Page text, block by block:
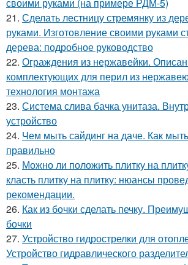
своими руками (на примере РДМ-5)
21. Сделать лестницу стремянку из
руками. Изготовление своими руками
дерева: подробное руководство
22. Ограждения из нержавейки.
комплектующих для перил из
технология монтажа
23. Система слива бачка унитаза.
устройство
24. Чем мыть сайдинг на даче. Как
правильно
25. Можно ли положить плитку на
класть плитку на плитку: нюансы
рекомендации.
26. Как из бочки сделать печку.
бочки
27. Устройство гидрострелки для
Устройство гидравлического